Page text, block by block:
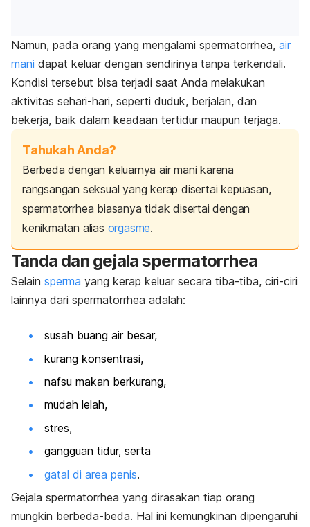
Namun, pada orang yang mengalami spermatorrhea, air
mani dapat keluar dengan sendirinya tanpa terkendali.
Kondisi tersebut bisa terjadi saat Anda melakukan
aktivitas sehari-hari, seperti duduk, berjalan, dan
bekerja, baik dalam keadaan tertidur maupun terjaga.
Tahukah Anda?
Berbeda dengan keluarnya air mani karena
rangsangan seksual yang kerap disertai kepuasan,
spermatorrhea biasanya tidak disertai dengan
kenikmatan alias orgasme.
Tanda dan gejalaspermatorrhea
Selain sperma yang kerap keluar secara tiba-tiba, ciri-ciri
lainnya dari spermatorrhea adalah:
susah buang air besar,
kurang konsentrasi,
nafsu makan berkurang,
mudah lelah,
stres,
gangguan tidur, serta
gatal di area penis.
Gejala spermatorrhea yang dirasakan tiap orang
mungkin berbeda-beda. Hal ini kemungkinan dipengaruhi